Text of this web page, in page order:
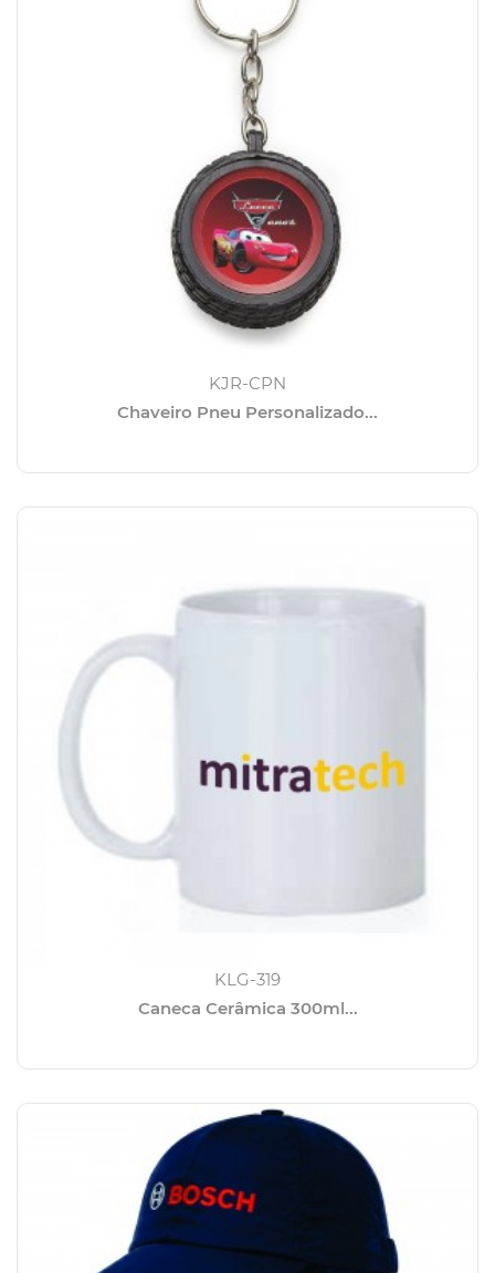
KJR-CPN
Chaveiro Pneu Personalizado...
KLG-319
Caneca Cerâmica 300ml...